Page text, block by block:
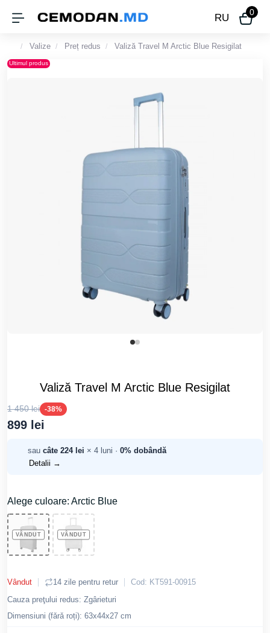
RU
0
Valize Preț redus Valiză Travel M Arctic Blue Resigilat
Ultimul produs
Valiză Travel M Arctic Blue Resigilat
1 450 lei -38%
899 lei
sau câte 224 lei × 4 luni · 0% dobândă
Detalii →
Alege culoare: Arctic Blue
Vândut 14 zile pentru retur
Cod: KT591-00915
Cauza preţului redus: Zgârieturi
Dimensiuni (fǎrǎ roți): 63х44х27 cm